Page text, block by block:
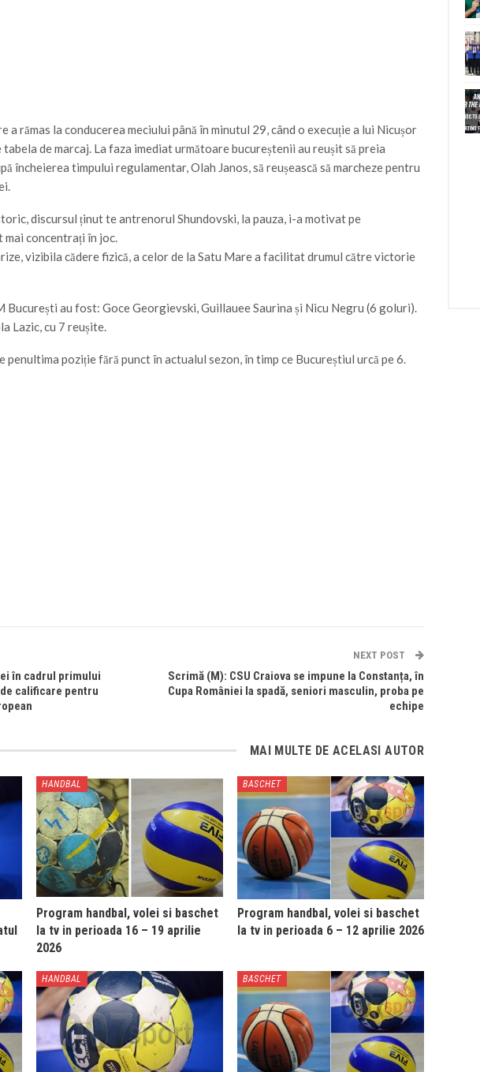
a rămas la conducerea meciului până în minutul 29, când o execuție a lui Nicușor
de marcaj. La faza imediat următoare bucureștenii au reușit să preia
încheierea timpului regulamentar, Olah Janos, să reușească să marcheze pentru
discursul ținut te antrenorul Shundovski, la pauza, i-a motivat pe
mai concentrați în joc.
vizibila cădere fizică, a celor de la Satu Mare a facilitat drumul către victorie
București au fost: Goce Georgievski, Guillauee Saurina și Nicu Negru (6 goluri).
Lazic, cu 7 reușite.
penultima poziție fără punct în actualul sezon, în timp ce Bucureștiul urcă pe 6.
în cadrul primului
calificare pentru
NEXT POST
Scrimă (M): CSU Craiova se impune la Constanța, în
Cupa României la spadă, seniori masculin, proba pe
echipe
MAI MULTE DE ACELASI AUTOR
HANDBAL
Program handbal, volei si baschet
la tv in perioada 16 – 19 aprilie
2026
BASCHET
Program handbal, volei si baschet
la tv in perioada 6 – 12 aprilie 2026
HANDBAL BASCHET